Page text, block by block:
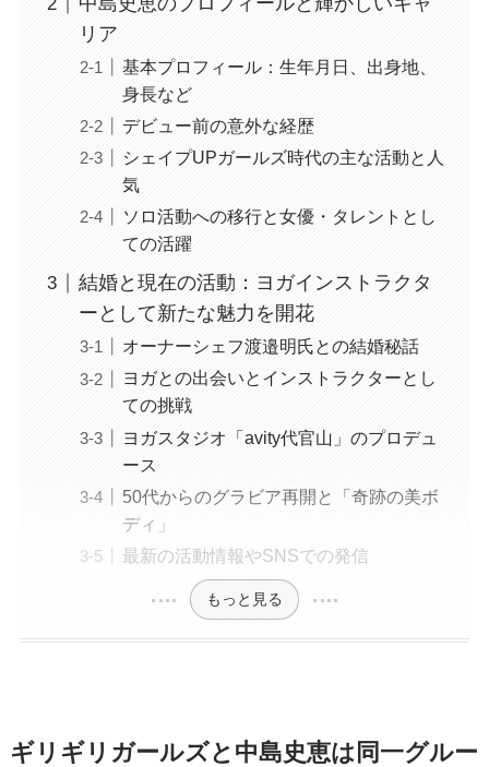
リア
基本プロフィール：生年月日、出身地、
身長など
デビュー前の意外な経歴
シェイプUPガールズ時代の主な活動と人
気
ソロ活動への移行と女優・タレントとし
ての活躍
結婚と現在の活動：ヨガインストラクタ
ーとして新たな魅力を開花
オーナーシェフ渡邉明氏との結婚秘話
ヨガとの出会いとインストラクターとし
ての挑戦
ヨガスタジオ「avity代官山」のプロデュ
ース
50代からのグラビア再開と「奇跡の美ボ
ディ」
最新の活動情報やSNSでの発信
もっと見る
ギリギリガールズと中島史恵は同一グルー